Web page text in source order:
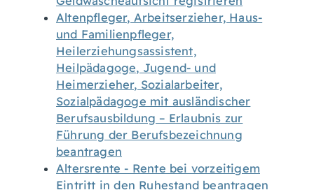
Altenpfleger, Arbeitserzieher, Haus-
und Familienpfleger,
Heilerziehungsassistent,
Heilpädagoge, Jugend- und
Heimerzieher, Sozialarbeiter,
Sozialpädagoge mit ausländischer
Berufsausbildung – Erlaubnis zur
Führung der Berufsbezeichnung
beantragen
Altersrente - Rente bei vorzeitigem
Eintritt in den Ruhestand beantragen